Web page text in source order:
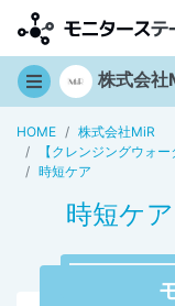
株式会社
HOME
株式会社MiR
【クレンジングウォ
時短ケア
時短ケ